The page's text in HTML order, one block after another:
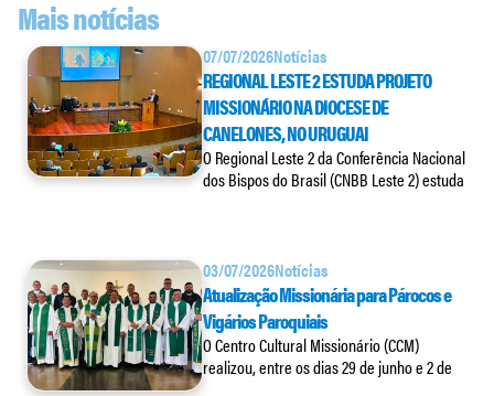
Mais notícias
07/07/2026Notícias
REGIONAL LESTE 2 ESTUDA PROJETO
MISSIONÁRIO NA DIOCESE DE
CANELONES, NO URUGUAI
O Regional Leste 2 da Conferência Nacional
dos Bispos do Brasil (CNBB Leste 2) estuda
03/07/2026Notícias
Atualização Missionária para Párocos e
Vigários Paroquiais
O Centro Cultural Missionário (CCM)
realizou, entre os dias 29 de junho e 2 de